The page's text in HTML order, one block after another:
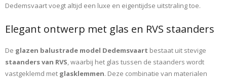
Dedemsvaart voegt altijd een luxe en eigentijdse uitstraling toe.
Elegant ontwerp met glas en RVS staanders
De glazen balustrade model Dedemsvaart bestaat uit stevige
staanders van RVS, waarbij het glas tussen de staanders wordt
vastgeklemd met glasklemmen. Deze combinatie van materialen